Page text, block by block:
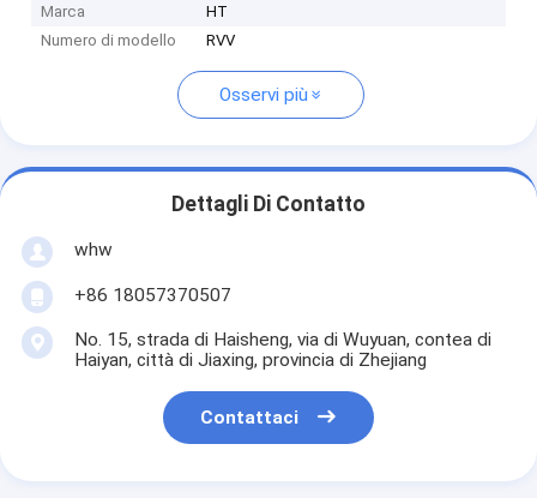
Marca
HT
Numero di modello
RVV
Osservi più
Dettagli Di Contatto
whw
+86 18057370507
No. 15, strada di Haisheng, via di Wuyuan, contea di
Haiyan, città di Jiaxing, provincia di Zhejiang
Contattaci